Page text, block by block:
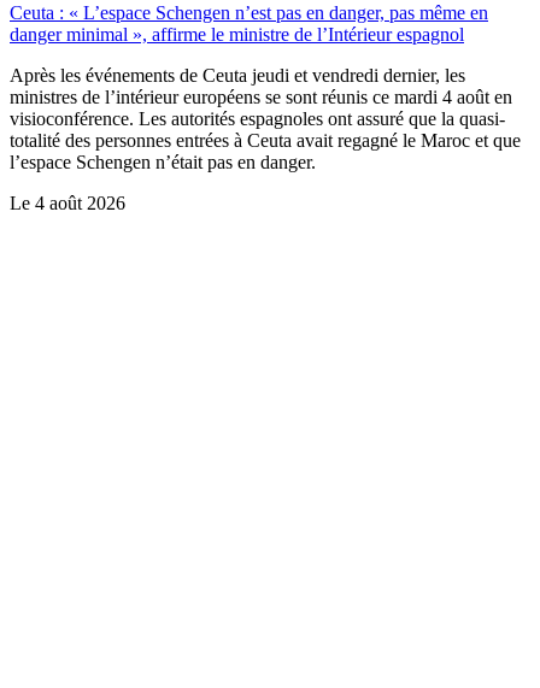
Ceuta : « L’espace Schengen n’est pas en danger, pas même en
danger minimal », affirme le ministre de l’Intérieur espagnol
Après les événements de Ceuta jeudi et vendredi dernier, les
ministres de l’intérieur européens se sont réunis ce mardi 4 août en
visioconférence. Les autorités espagnoles ont assuré que la quasi-
totalité des personnes entrées à Ceuta avait regagné le Maroc et que
l’espace Schengen n’était pas en danger.
Le 4 août 2026